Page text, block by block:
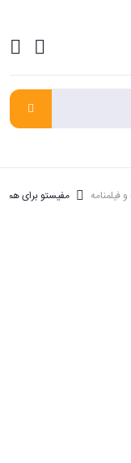
فیلمنامه مفیستو برای